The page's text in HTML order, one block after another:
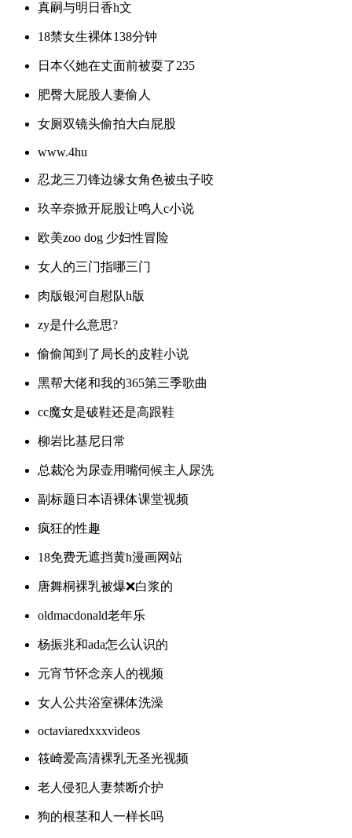
真嗣与明日香h文
18禁女生裸体138分钟
日本巜她在丈面前被耍了235
肥臀大屁股人妻偷人
女厕双镜头偷拍大白屁股
www.4hu
忍龙三刀锋边缘女角色被虫子咬
玖辛奈掀开屁股让鸣人c小说
欧美zoo dog 少妇性冒险
女人的三门指哪三门
肉版银河自慰队h版
zy是什么意思?
偷偷闻到了局长的皮鞋小说
黑帮大佬和我的365第三季歌曲
cc魔女是破鞋还是高跟鞋
柳岩比基尼日常
总裁沦为尿壶用嘴伺候主人尿洗
副标题日本语裸体课堂视频
疯狂的性趣
18免费无遮挡黄h漫画网站
唐舞桐裸乳被爆❌白浆的
oldmacdonald老年乐
杨振兆和ada怎么认识的
元宵节怀念亲人的视频
女人公共浴室裸体洗澡
octaviaredxxxvideos
筱崎爱高清裸乳无圣光视频
老人侵犯人妻禁断介护
狗的根茎和人一样长吗